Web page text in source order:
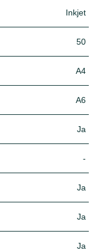
Inkjet
50
A4
A6
Ja
-
Ja
Ja
Ja